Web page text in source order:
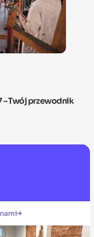
– Twój przewodnik